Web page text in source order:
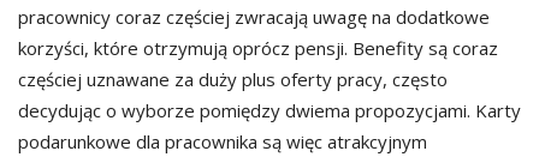
pracownicy coraz częściej zwracają uwagę na dodatkowe
korzyści, które otrzymują oprócz pensji. Benefity są coraz
częściej uznawane za duży plus oferty pracy, często
decydując o wyborze pomiędzy dwiema propozycjami. Karty
podarunkowe dla pracownika są więc atrakcyjnym